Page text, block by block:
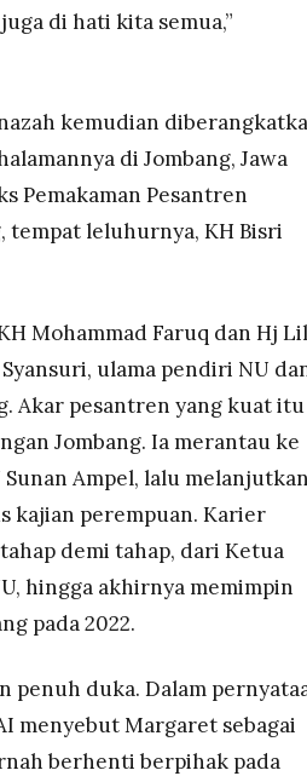
di hati kita semua,”
kemudian
di Jombang, Jawa
Pemakaman Pesantren
tempat leluhurnya, KH Bisri
Mohammad Faruq dan Hj
ulama pendiri NU
Akar pesantren yang kuat itu
Jombang. Ia merantau ke
Ampel, lalu
kajian perempuan. Karier
demi tahap, dari Ketua
hingga akhirnya memimpin
pada 2022.
penuh duka. Dalam
menyebut Margaret sebagai
berhenti berpihak pada